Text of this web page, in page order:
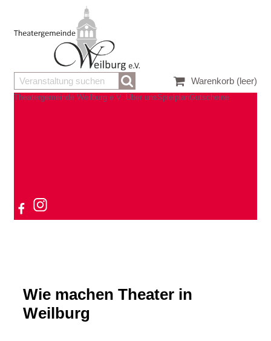
Warenkorb (leer)
Theatergemeinde Weilburg e.V. Über unsSpielplanGutscheine
Wie machen Theater in
Weilburg